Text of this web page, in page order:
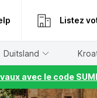
Listez
Duitsland
avec le code